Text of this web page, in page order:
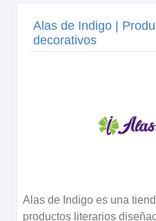
Alas de Indigo |
decorativos
Alas de Indigo es una
productos literarios